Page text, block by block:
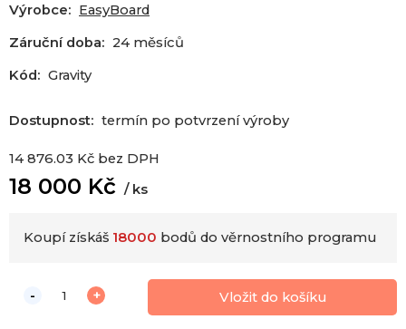
Výrobce: EasyBoard
Záruční doba: 24 měsíců
Kód: Gravity
Dostupnost: termín po potvrzení výroby
14 876.03 Kč bez DPH
18 000 Kč ks
Koupí získáš 18000 bodů do věrnostního programu